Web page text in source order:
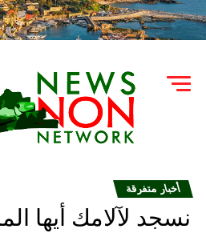
أخبار متفرقة
نسجد لآلامك أيها